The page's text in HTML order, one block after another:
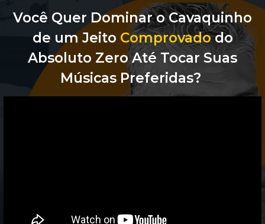
Você Quer Dominar o Cavaquinho
de um Jeito Comprovadodo
Absoluto Zero Até Tocar Suas
Músicas Preferidas?